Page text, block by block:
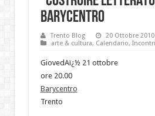
Barycentro
Trento Blog
20 Ottobre 2010
arte & cultura, Calendario, Incontri
GiovedAï¿½ 21 ottobre
ore 20.00
Barycentro
Trento